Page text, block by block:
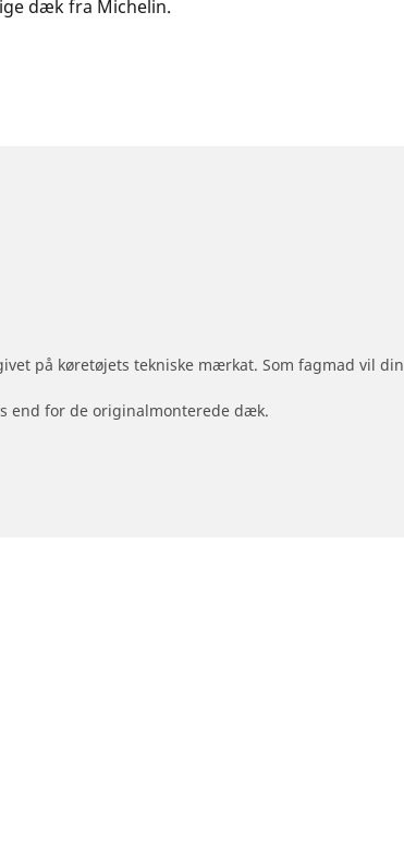
dæk fra Michelin.
på køretøjets tekniske mærkat. Som fagmad vil din
end for de originalmonterede dæk.